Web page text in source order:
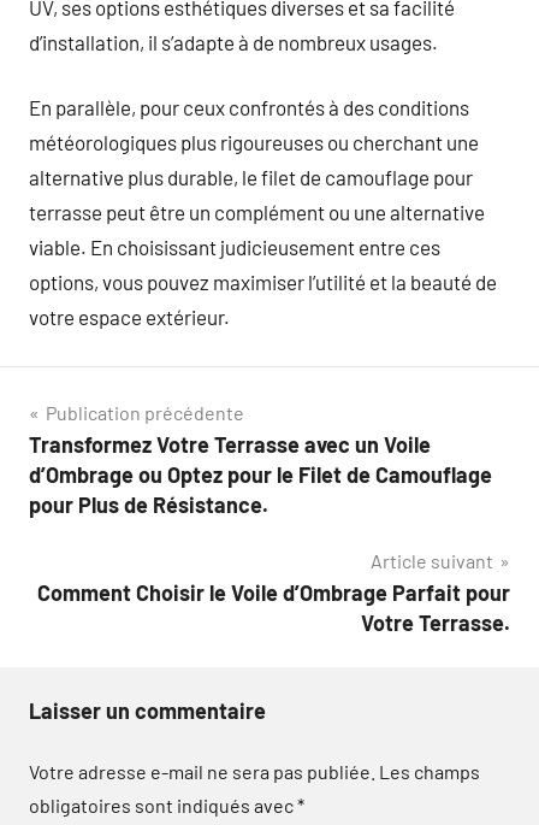
UV, ses options esthétiques diverses et sa facilité
d’installation, il s’adapte à de nombreux usages.
En parallèle, pour ceux confrontés à des conditions
météorologiques plus rigoureuses ou cherchant une
alternative plus durable, le filet de camouflage pour
terrasse peut être un complément ou une alternative
viable. En choisissant judicieusement entre ces
options, vous pouvez maximiser l’utilité et la beauté de
votre espace extérieur.
Navigation
de
l’article
Publication précédente
Transformez Votre Terrasse avec un Voile
d’Ombrage ou Optez pour le Filet de Camouflage
pour Plus de Résistance.
Article suivant
Comment Choisir le Voile d’Ombrage Parfait pour
Votre Terrasse.
Laisser un commentaire
Votre adresse e-mail ne sera pas publiée. Les champs
obligatoires sont indiqués avec*